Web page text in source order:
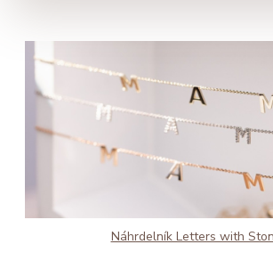
Náhrdelník Letters with